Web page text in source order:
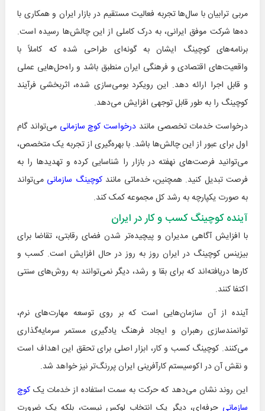
مربی ترابیان با سال‌ها تجربه فعالیت مستقیم در بازار ایران و همکاری با
ده‌ها شرکت موفق ایرانی، به درک کاملی از این چالش‌ها رسیده است.
برنامه‌های کوچینگ ایشان به گونه‌ای طراحی شده که کاملاً با
واقعیت‌های اقتصادی و فرهنگی ایران منطبق باشد و راه‌حل‌هایی عملی
و قابل اجرا ارائه دهد. این رویکرد بومی‌سازی شده، اثربخشی فرآیند
کوچینگ را به طور قابل توجهی افزایش می‌دهد.
درخواست خدمات تخصصی مانند درخواست کوچ سازمانی می‌تواند گام
اول برای عبور از این چالش‌ها باشد. با بهره‌گیری از تجربه یک متخصص،
می‌توانید فرصت‌های نهفته در بازار را شناسایی کرده و تهدیدها را به
فرصت تبدیل کنید. همچنین، خدماتی مانندکوچینگ سازمانی می‌تواند
به صورت یکپارچه به رشد کل مجموعه کمک کند.
آینده کوچینگ کسب و کار در ایران
با افزایش آگاهی مدیران و پیچیده‌تر شدن فضای رقابتی، تقاضا برای
بیزینس کوچینگ در ایران روز به روز در حال افزایش است. کسب و
کارها دریافته‌اند که برای بقا و رشد، دیگر نمی‌توانند به روش‌های سنتی
اکتفا کنند.
آینده از آن سازمان‌هایی است که بر روی توسعه مهارت‌های نرم،
توانمندسازی رهبران و ایجاد فرهنگ یادگیری مستمر سرمایه‌گذاری
می‌کنند. کوچینگ کسب و کار، ابزار اصلی برای تحقق این اهداف است
و نقش آن در اکوسیستم کارآفرینی ایران پررنگ‌تر نیز خواهد شد.
این روند نشان می‌دهد که حرکت به سمت استفاده از خدمات یک کوچ
سازمانی حرفه‌ای، دیگر یک انتخاب لوکس نیست، بلکه یک ضرورت